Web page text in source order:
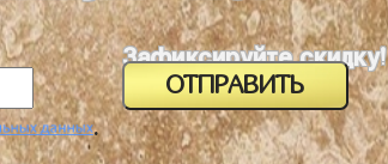
.
Зафиксируйте скидку!